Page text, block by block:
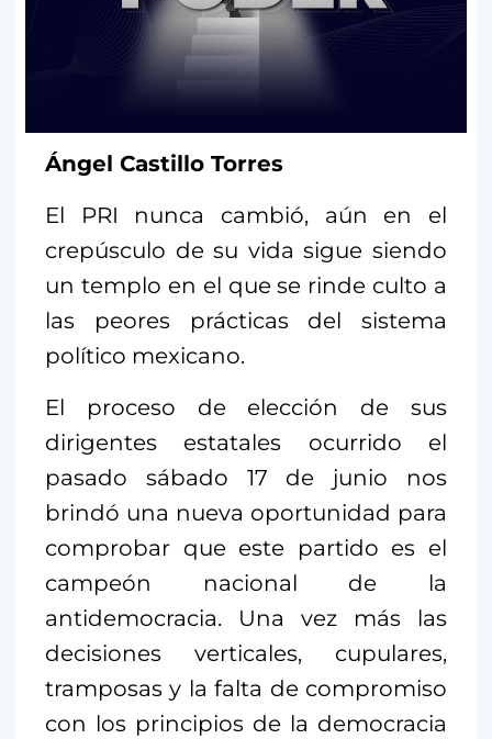
Ángel Castillo Torres
El PRI nunca cambió, aún en el
crepúsculo de su vida sigue siendo
un templo en el que se rinde culto a
las peores prácticas del sistema
político mexicano.
El proceso de elección de sus
dirigentes estatales ocurrido el
pasado sábado 17 de junio nos
brindó una nueva oportunidad para
comprobar que este partido es el
campeón nacional de la
antidemocracia. Una vez más las
decisiones verticales, cupulares,
tramposas y la falta de compromiso
con los principios de la democracia